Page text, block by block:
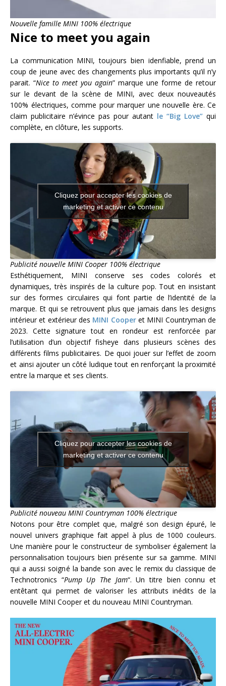
Nouvelle famille MINI 100% électrique
Nice to meet you again
La communication MINI, toujours bien idenfiable, prend un
coup de jeune avec des changements plus importants qu’il n’y
parait. “Nice to meet you again” marque une forme de retour
sur le devant de la scène de MINI, avec deux nouveautés
100% électriques, comme pour marquer une nouvelle ère. Ce
claim publicitaire n’évince pas pour autant le “Big Love” qui
complète, en clôture, les supports.
Cliquez pour accepter les cookies de
marketing et activer ce contenu
Publicité nouvelle MINI Cooper 100% électrique
Esthétiquement, MINI conserve ses codes colorés et
dynamiques, très inspirés de la culture pop. Tout en insistant
sur des formes circulaires qui font partie de l’identité de la
marque. Et qui se retrouvent plus que jamais dans les designs
intérieur et extérieur des MINI Cooperet MINI Countryman de
2023. Cette signature tout en rondeur est renforcée par
l’utilisation d’un objectif fisheye dans plusieurs scènes des
différents films publicitaires. De quoi jouer sur l’effet de zoom
et ainsi ajouter un côté ludique tout en renforçant la proximité
entre la marque et ses clients.
Cliquez pour accepter les cookies de
marketing et activer ce contenu
Publicité nouveau MINI Countryman 100% électrique
Notons pour être complet que, malgré son design épuré, le
nouvel univers graphique fait appel à plus de 1000 couleurs.
Une manière pour le constructeur de symboliser également la
personnalisation toujours bien présente sur sa gamme. MINI
qui a aussi soigné la bande son avec le remix du classique de
Technotronics “Pump Up The Jam“. Un titre bien connu et
entêtant qui permet de valoriser les attributs inédits de la
nouvelle MINI Cooper et du nouveau MINI Countryman.